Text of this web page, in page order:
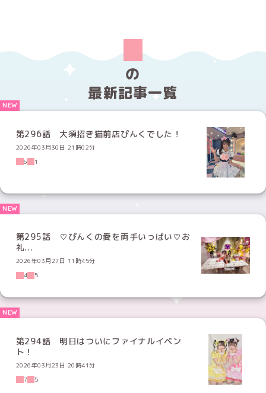
の
最新記事一覧
第296話 大須招き猫前店ぴんくでした！
2026年03月30日 21時02分
6
1
第295話 ♡ぴんくの愛を両手いっぱい♡お
礼...
2026年03月27日 11時45分
4
5
第294話 明日はついにファイナルイベン
ト！
2026年03月23日 20時41分
7
5